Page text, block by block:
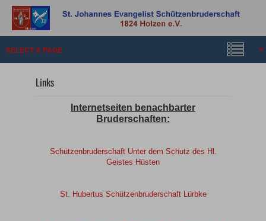
Links
Internetseiten benachbarter
Bruderschaften:
Schützenbruderschaft Unter dem Schutz des Hl.
Geistes Hüsten
St. Hubertus Schützenbruderschaft Lürbke